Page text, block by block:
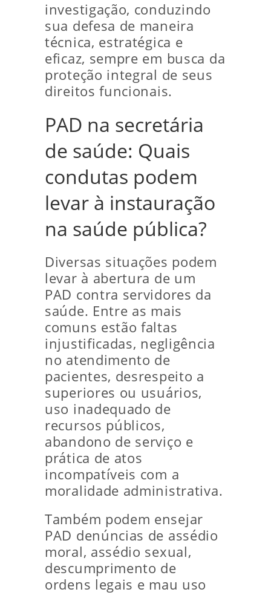
investigação, conduzindo
sua defesa de maneira
técnica, estratégica e
eficaz, sempre em busca da
proteção integral de seus
direitos funcionais.
PAD na secretária
de saúde: Quais
condutas podem
levar à instauração
na saúde pública?
Diversas situações podem
levar à abertura de um
PAD contra servidores da
saúde. Entre as mais
comuns estão faltas
injustificadas, negligência
no atendimento de
pacientes, desrespeito a
superiores ou usuários,
uso inadequado de
recursos públicos,
abandono de serviço e
prática de atos
incompatíveis com a
moralidade administrativa.
Também podem ensejar
PAD denúncias de assédio
moral, assédio sexual,
descumprimento de
ordens legais e mau uso